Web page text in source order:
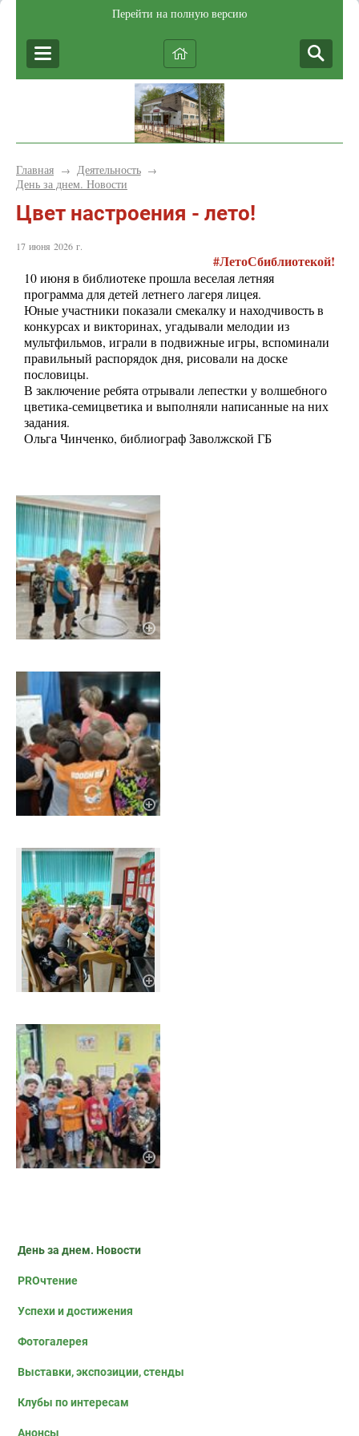
Перейти на полную версию
Главная → Деятельность →
День за днем. Новости
Цвет настроения - лето!
17 июня 2026 г.
#ЛетоСбиблиотекой!
10 июня в библиотеке прошла веселая летняя
программа для детей летнего лагеря лицея.
Юные участники показали смекалку и находчивость в
конкурсах и викторинах, угадывали мелодии из
мультфильмов, играли в подвижные игры, вспоминали
правильный распорядок дня, рисовали на доске
пословицы.
В заключение ребята отрывали лепестки у волшебного
цветика-семицветика и выполняли написанные на них
задания.
Ольга Чинченко, библиограф Заволжской ГБ
День за днем. Новости
PROчтение
Успехи и достижения
Фотогалерея
Выставки, экспозиции, стенды
Клубы по интересам